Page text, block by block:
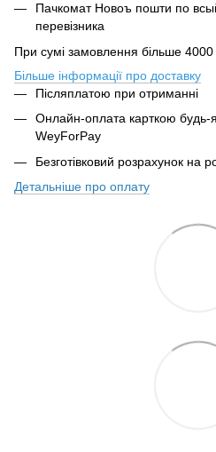
Пачкомат Новоъ пошти по
перевізника
При сумі замовлення більше 4000
Більше інформації про доставку
Післяплатою при отриманні
Онлайн-оплата карткою будь-
WeyForPay
Безготівковий розрахунок на
Детальніше про оплату